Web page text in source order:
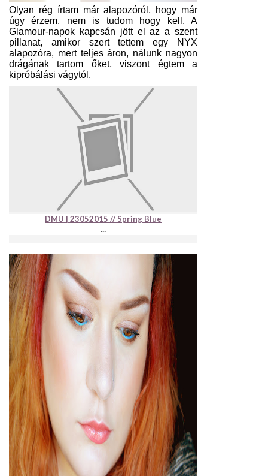
Olyan rég írtam már alapozóról, hogy már
úgy érzem, nem is tudom hogy kell. A
Glamour-napok kapcsán jött el az a szent
pillanat, amikor szert tettem egy NYX
alapozóra, mert teljes áron, nálunk nagyon
drágának tartom őket, viszont égtem a
kipróbálási vágytól.
DMU | 23052015 // Spring Blue
...